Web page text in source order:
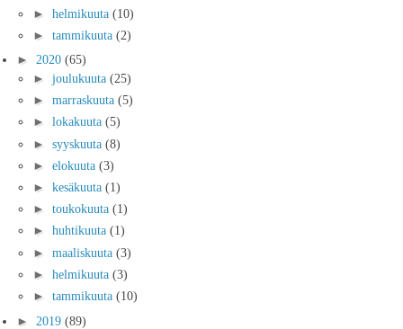
► helmikuuta (10)
► tammikuuta (2)
► 2020 (65)
► joulukuuta (25)
► marraskuuta (5)
► lokakuuta (5)
► syyskuuta (8)
► elokuuta (3)
► kesäkuuta (1)
► toukokuuta (1)
► huhtikuuta (1)
► maaliskuuta (3)
► helmikuuta (3)
► tammikuuta (10)
► 2019 (89)